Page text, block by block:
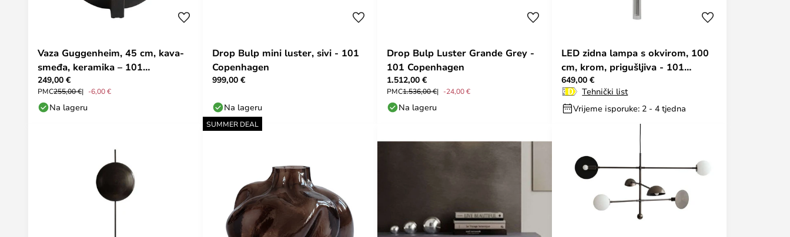
Vaza Guggenheim, 45 cm, kava-
smeđa, keramika – 101
Copenhagen
249,00 €
PMC255,00 € -6,00 €
Na lageru
Drop Bulp mini luster, sivi - 101
Copenhagen
999,00 €
Na lageru
Drop Bulp Luster Grande Grey -
101 Copenhagen
1.512,00 €
PMC1.536,00 € -24,00 €
Na lageru
LED zidna lampa s okvirom, 100
cm, krom, prigušljiva - 101
Copenhagen
649,00 €
Tehnički list
Vrijeme isporuke: 2 - 4 tjedna
SUMMER DEAL